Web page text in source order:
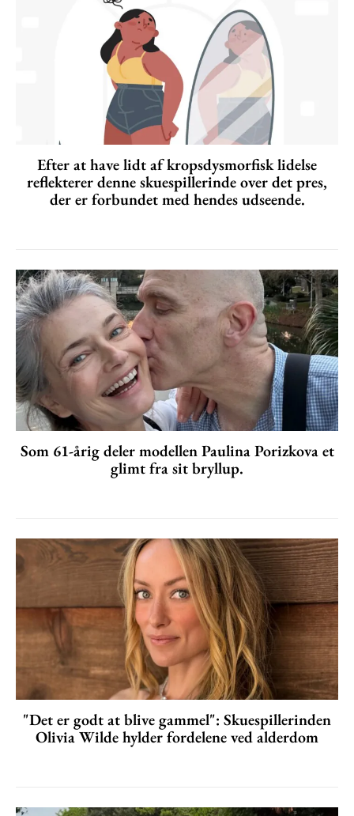
Efter at have lidt af kropsdysmorfisk lidelse
reflekterer denne skuespillerinde over det pres,
der er forbundet med hendes udseende.
Som 61-årig deler modellen Paulina Porizkova et
glimt fra sit bryllup.
"Det er godt at blive gammel": Skuespillerinden
Olivia Wilde hylder fordelene ved alderdom